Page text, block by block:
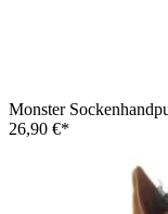
Monster
26,90 €*